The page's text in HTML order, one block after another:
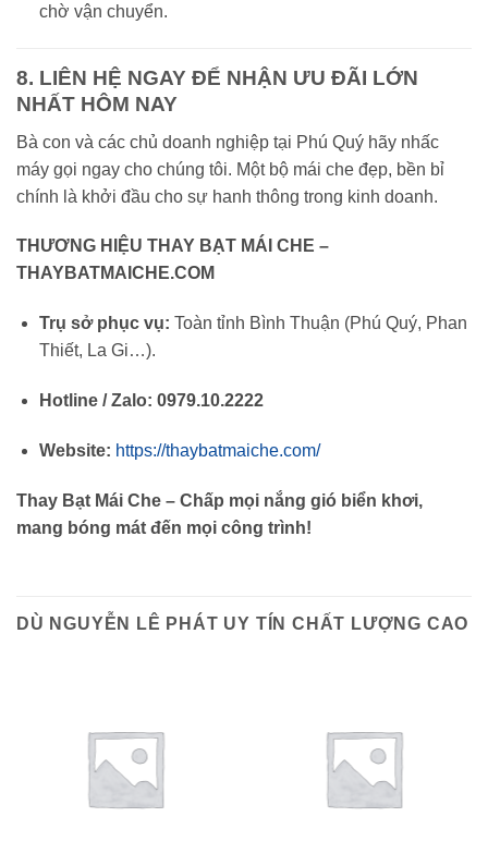
chờ vận chuyển.
8. LIÊN HỆ NGAY ĐỂ NHẬN ƯU ĐÃI LỚN
NHẤT HÔM NAY
Bà con và các chủ doanh nghiệp tại Phú Quý hãy nhấc
máy gọi ngay cho chúng tôi. Một bộ mái che đẹp, bền bỉ
chính là khởi đầu cho sự hanh thông trong kinh doanh.
THƯƠNG HIỆU THAY BẠT MÁI CHE –
THAYBATMAICHE.COM
Trụ sở phục vụ: Toàn tỉnh Bình Thuận (Phú Quý, Phan
Thiết, La Gi…).
Hotline / Zalo: 0979.10.2222
Website: https://thaybatmaiche.com/
Thay Bạt Mái Che – Chấp mọi nắng gió biển khơi,
mang bóng mát đến mọi công trình!
DÙ NGUYỄN LÊ PHÁT UY TÍN CHẤT LƯỢNG CAO